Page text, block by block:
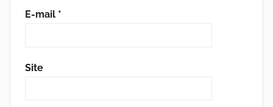
E-mail *
Site